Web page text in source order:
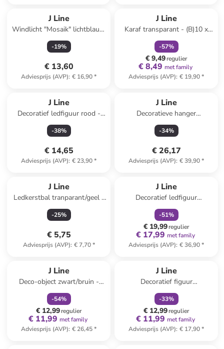
J Line
Windlicht "Mosaik" lichtblauw
- (H)12,5 x Ø 12 cm
-19%
€ 13,60
Adviesprijs (AVP): € 16,90*
J Line
Karaf transparant - (B)10 x
(H)23,5 x (D)10 cm
-57%
€ 9,49regulier
€ 8,49 met family
Adviesprijs (AVP): € 19,90*
J Line
Decoratief ledfiguur rood -
(B)9 x (H)19 x (D)9 cm
-38%
€ 14,65
Adviesprijs (AVP): € 23,90*
J Line
Decoratieve hanger
wit/goudkleurig - (L)23 cm
-34%
€ 26,17
Adviesprijs (AVP): € 39,90*
J Line
Ledkerstbal tranparant/geel -
Ø 12 cm
-25%
€ 5,75
Adviesprijs (AVP): € 7,70*
J Line
Decoratief ledfiguur
tranparant/goudkleurig - (B)15
x (H)35,5 x (D)15 cm
-51%
€ 19,99regulier
€ 17,99 met family
Adviesprijs (AVP): € 36,90*
J Line
Deco-object zwart/bruin -
(B)11,5 x (H)17,5 x (D)8,5 cm
-54%
€ 12,99regulier
€ 11,99 met family
Adviesprijs (AVP): € 26,45*
J Line
Decoratief figuur
transparant/zilverkleurig -
(B)11 x (H)20 x (D)11 cm
-33%
€ 12,99regulier
€ 11,99 met family
Adviesprijs (AVP): € 17,90*